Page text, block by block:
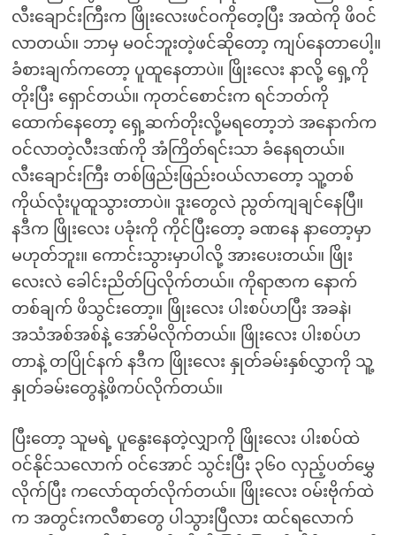
လီးချောင်းကြီးက ဖြိုးလေးဖင်ဝကိုတေ့ပြီး အထဲကို ဖိဝင်
လာတယ်။ ဘာမှ မဝင်ဘူးတဲ့ဖင်ဆိုတော့ ကျပ်နေတာပေါ့။
ခံစားချက်ကတော့ ပူထူနေတာပဲ။ ဖြိုးလေး နာလို့ ရှေ့ကို
တိုးပြီး ရှောင်တယ်။ ကုတင်စောင်းက ရင်ဘတ်ကို
ထောက်နေတော့ ရှေ့ဆက်တိုးလို့မရတော့ဘဲ အနောက်က
ဝင်လာတဲ့လီးဒဏ်ကို အံကြိတ်ရင်းသာ ခံနေရတယ်။
လီးချောင်းကြီး တစ်ဖြည်းဖြည်းဝယ်လာတော့ သူ့တစ်
ကိုယ်လုံးပူထူသွားတာပဲ။ ဒူးတွေလဲ ညွတ်ကျချင်နေပြီ။
နဒီက ဖြိုးလေး ပခုံးကို ကိုင်ပြီးတော့ ခဏနေ နာတော့မှာ
မဟုတ်ဘူး။ ကောင်းသွားမှာပါလို့ အားပေးတယ်။ ဖြိုး
လေးလဲ ခေါင်းညိတ်ပြလိုက်တယ်။ ကိုရာဇာက နောက်
တစ်ချက် ဖိသွင်းတော့။ ဖြိုးလေး ပါးစပ်ဟပြီး အခနဲ၊
အသံအစ်အစ်နဲ့ အော်မိလိုက်တယ်။ ဖြိုးလေး ပါးစပ်ဟ
တာနဲ့ တပြိုင်နက် နဒီက ဖြိုးလေး နှုတ်ခမ်းနှစ်လွှာကို သူ့
နှုတ်ခမ်းတွေနဲ့ဖိကပ်လိုက်တယ်။
ပြီးတော့ သူမရဲ့ ပူနွေးနေတဲ့လျှာကို ဖြိုးလေး ပါးစပ်ထဲ
ဝင်နိုင်သလောက် ဝင်အောင် သွင်းပြီး ၃၆၀ လှည့်ပတ်မွှေ
လိုက်ပြီး ကလော်ထုတ်လိုက်တယ်။ ဖြိုးလေး ဝမ်းဗိုက်ထဲ
က အတွင်းကလီစာတွေ ပါသွားပြီလား ထင်ရလောက်